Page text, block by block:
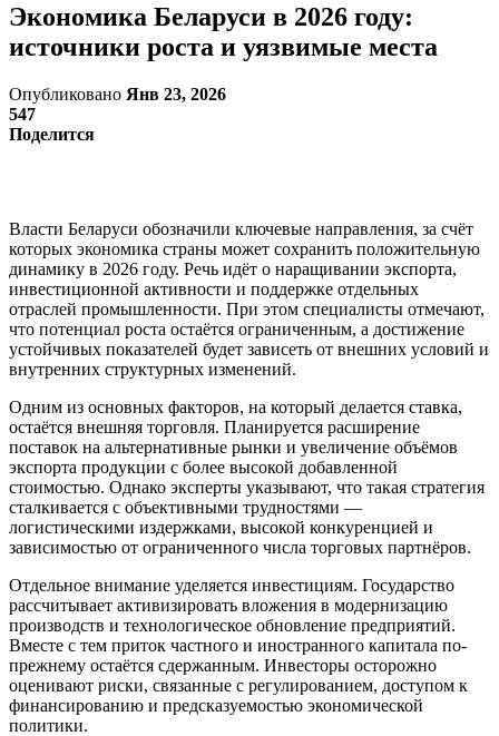
Экономика Беларуси в 2026 году:
источники роста и уязвимые места
Опубликовано Янв 23, 2026
547
Поделится
Власти Беларуси обозначили ключевые направления, за счёт
которых экономика страны может сохранить положительную
динамику в 2026 году. Речь идёт о наращивании экспорта,
инвестиционной активности и поддержке отдельных
отраслей промышленности. При этом специалисты отмечают,
что потенциал роста остаётся ограниченным, а достижение
устойчивых показателей будет зависеть от внешних условий и
внутренних структурных изменений.
Одним из основных факторов, на который делается ставка,
остаётся внешняя торговля. Планируется расширение
поставок на альтернативные рынки и увеличение объёмов
экспорта продукции с более высокой добавленной
стоимостью. Однако эксперты указывают, что такая стратегия
сталкивается с объективными трудностями —
логистическими издержками, высокой конкуренцией и
зависимостью от ограниченного числа торговых партнёров.
Отдельное внимание уделяется инвестициям. Государство
рассчитывает активизировать вложения в модернизацию
производств и технологическое обновление предприятий.
Вместе с тем приток частного и иностранного капитала по-
прежнему остаётся сдержанным. Инвесторы осторожно
оценивают риски, связанные с регулированием, доступом к
финансированию и предсказуемостью экономической
политики.